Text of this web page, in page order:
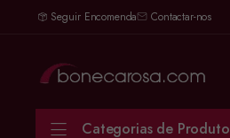
Seguir Encomenda Contactar-nos
Categorias de Produto